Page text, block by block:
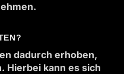
dadurch erhoben,
Hierbei kann es sich